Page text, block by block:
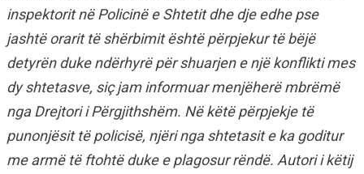
inspektorit në Policinë e Shtetit dhe dje edhe pse
jashtë orarit të shërbimit është përpjekur të bëjë
detyrën duke ndërhyrë për shuarjen e një konflikti mes
dy shtetasve, siç jam informuar menjëherë mbrëmë
nga Drejtori i Përgjithshëm. Në këtë përpjekje të
punonjësit të policisë, njëri nga shtetasit e ka goditur
me armë të ftohtë duke e plagosur rëndë. Autori i këtij